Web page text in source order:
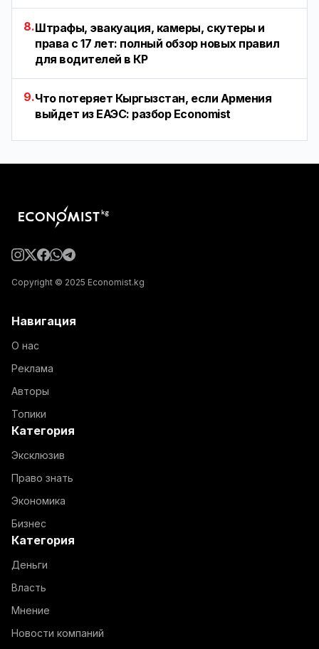
8.Штрафы, эвакуация, камеры, скутеры и
права с 17 лет: полный обзор новых правил
для водителей в КР
9.Что потеряет Кыргызстан, если Армения
выйдет из ЕАЭС: разбор Economist
Copyright © 2025 Economist.kg
Навигация
О нас
Реклама
Авторы
Топики
Категория
Эксклюзив
Право знать
Экономика
Бизнес
Категория
Деньги
Власть
Мнение
Новости компаний